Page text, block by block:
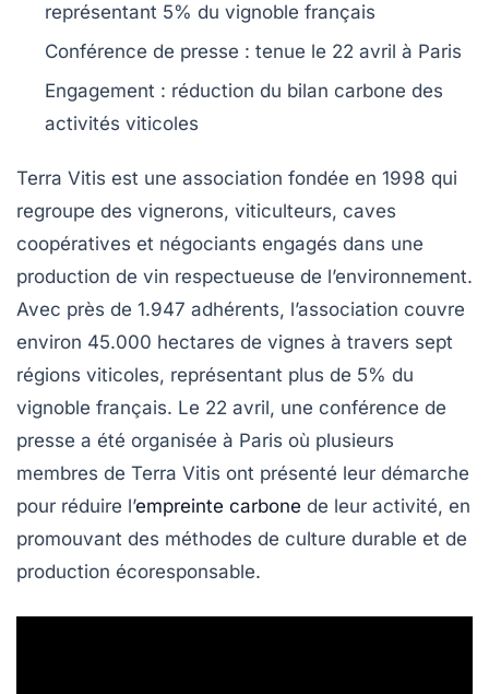
représentant 5% du vignoble français
Conférence de presse : tenue le 22 avril à Paris
Engagement : réduction du bilan carbone des
activités viticoles
Terra Vitis est une association fondée en 1998 qui
regroupe des vignerons, viticulteurs, caves
coopératives et négociants engagés dans une
production de vin respectueuse de l’environnement.
Avec près de 1.947 adhérents, l’association couvre
environ 45.000 hectares de vignes à travers sept
régions viticoles, représentant plus de 5% du
vignoble français. Le 22 avril, une conférence de
presse a été organisée à Paris où plusieurs
membres de Terra Vitis ont présenté leur démarche
pour réduire l’empreinte carbone de leur activité, en
promouvant des méthodes de culture durable et de
production écoresponsable.